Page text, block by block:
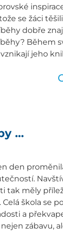
se žáci
dobře
Během
jeho
…
den
tak měly
škola se
a
zábavu,